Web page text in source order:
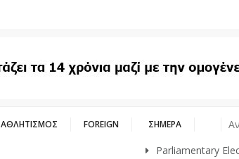
ΑΘΛΗΤΙΣΜΟΣ FOREIGN ΣΗΜΕΡΑ
Parliamentary Elections